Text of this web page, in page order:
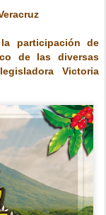
participación de
de las diversas
Victoria